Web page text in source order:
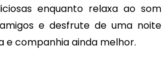
enquanto relaxa ao som
e desfrute de uma noite
e companhia ainda melhor.